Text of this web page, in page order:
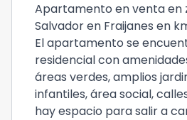
Apartamento en venta en
Salvador en Fraijanes en
El apartamento se
residencial con
áreas verdes, amplios
infantiles, área social,
hay espacio para salir a